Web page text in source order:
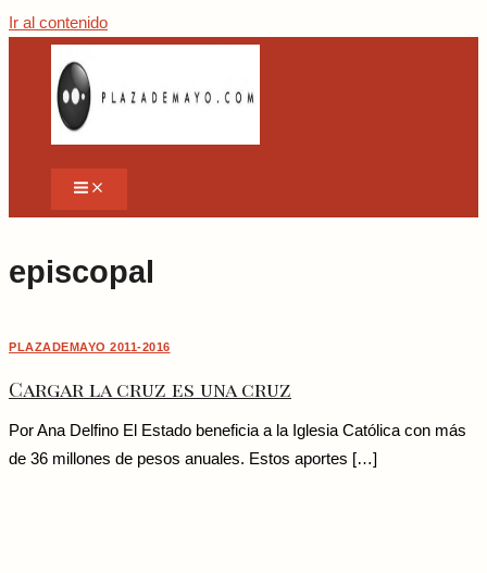
Ir al contenido
episcopal
PLAZADEMAYO 2011-2016
Cargar la cruz es una cruz
Por Ana Delfino El Estado beneficia a la Iglesia Católica con más
de 36 millones de pesos anuales. Estos aportes […]